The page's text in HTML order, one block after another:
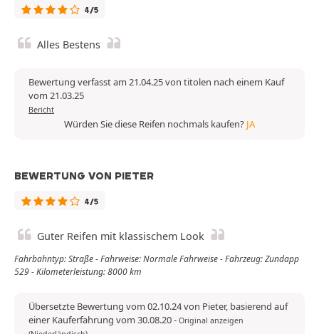
4/5
Alles Bestens
Bewertung verfasst am 21.04.25 von titolen nach einem Kauf
vom 21.03.25
Bericht
Würden Sie diese Reifen nochmals kaufen? JA
BEWERTUNG VON PIETER
4/5
Guter Reifen mit klassischem Look
Fahrbahntyp: Straße - Fahrweise: Normale Fahrweise - Fahrzeug: Zundapp
529 - Kilometerleistung: 8000 km
Übersetzte Bewertung vom 02.10.24 von Pieter, basierend auf
einer Kauferfahrung vom 30.08.20- Original anzeigen